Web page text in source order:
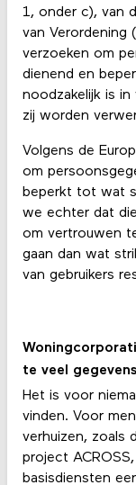
1, onder c), van
van Verordening
verzoeken om
dienend en
noodzakelijk is
zij worden
Volgens de
om
beperkt tot wat
we echter dat
om vertrouwen
gaan dan wat
van gebruikers
te veel
Het is voor
vinden. Voor
verhuizen, zoals
project
basisdiensten